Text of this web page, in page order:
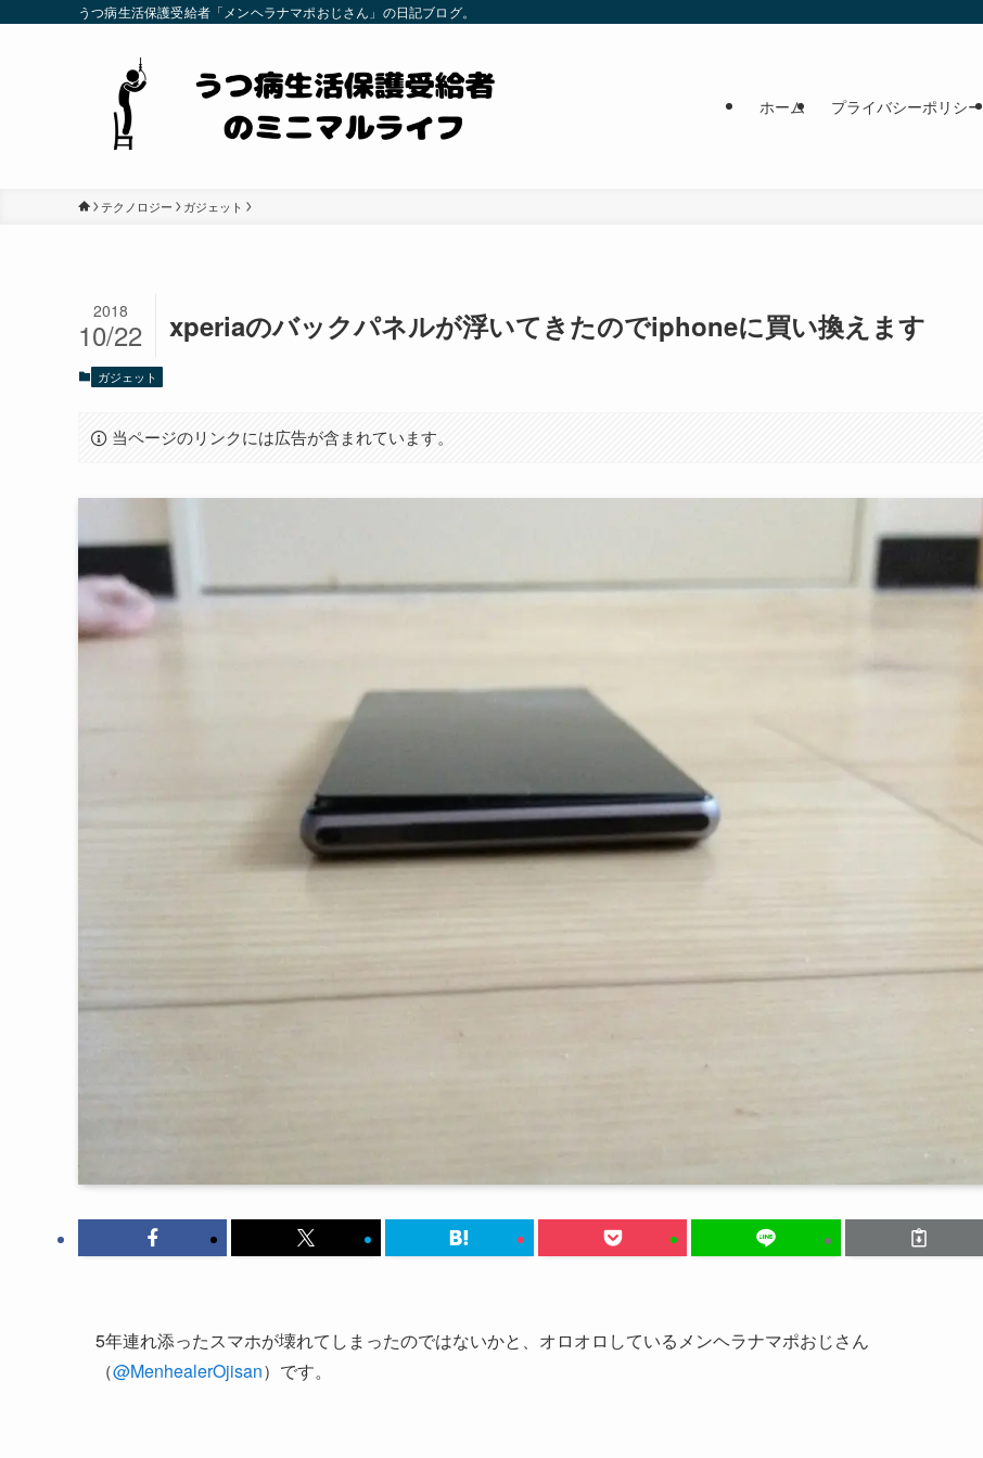
うつ病生活保護受給者「メンヘラナマポおじさん」の日記ブログ。
ホーム プライバシーポリシー
テクノロジー ガジェット
xperiaのバックパネルが浮いてきたのでiphoneに買い換えます
2018
10/22
ガジェット
当ページのリンクには広告が含まれています。
5年連れ添ったスマホが壊れてしまったのではないかと、オロオロしているメンヘラナマポおじさん
（@MenhealerOjisan）です。